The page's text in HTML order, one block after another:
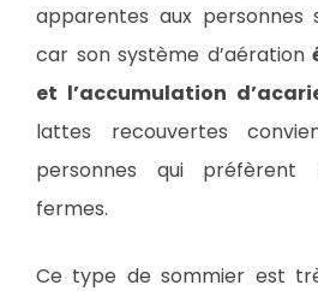
apparentes aux personnes
car son système d’aération
et l’accumulation
lattes recouvertes
personnes qui préfèrent
fermes.
Ce type de sommier est